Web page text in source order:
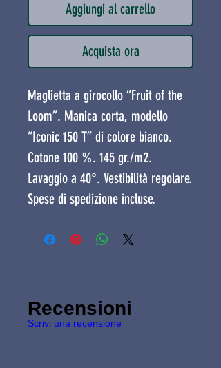
Aggiungi al carrello
Acquista ora
Maglietta a girocollo “Fruit of the
Loom”. Manica corta, modello
“Iconic 150 T” di colore bianco.
Cotone 100 %. 145 gr./m2.
Lavaggio a 40°. Vestibilità regolare.
Spese di spedizione incluse.
Recensioni
Scrivi una recensione